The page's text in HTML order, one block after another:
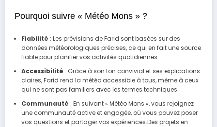
Pourquoi suivre « Météo Mons » ?
Fiabilité : Les prévisions de Farid sont basées sur des
données météorologiques précises, ce qui en fait une source
fiable pour planifier vos activités quotidiennes.
Accessibilité : Grâce à son ton convivial et ses explications
claires, Farid rend la météo accessible à tous, même à ceux
qui ne sont pas familiers avec les termes techniques.
Communauté : En suivant « Météo Mons », vous rejoignez
une communauté active et engagée, où vous pouvez poser
vos questions et partager vos expériences.Des projets en